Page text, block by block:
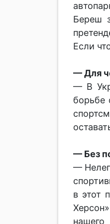
Береш
Если
— Для
— В
борьбе
— Без
—
в этот